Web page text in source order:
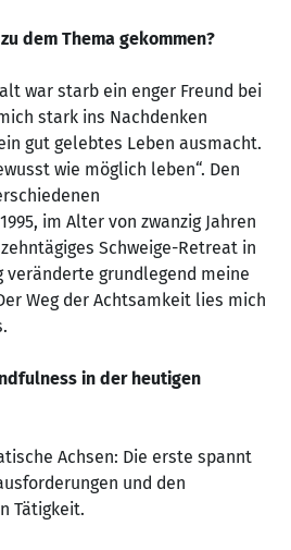
dem Thema gekommen?
war starb ein enger Freund bei
stark ins Nachdenken
gut gelebtes Leben ausmacht.
wie möglich leben“. Den
im Alter von zwanzig Jahren
Schweige-Retreat in
veränderte grundlegend meine
Weg der Achtsamkeit lies mich
in der heutigen
Achsen: Die erste spannt
und den
Tätigkeit.